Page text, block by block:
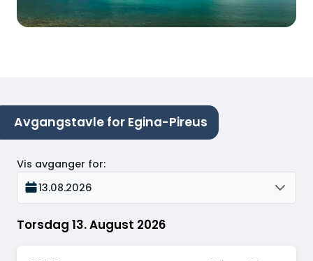
Avgangstavle for Egina-Pireus
Torsdag 13. August 2026
Vis avganger for:
13.08.2026